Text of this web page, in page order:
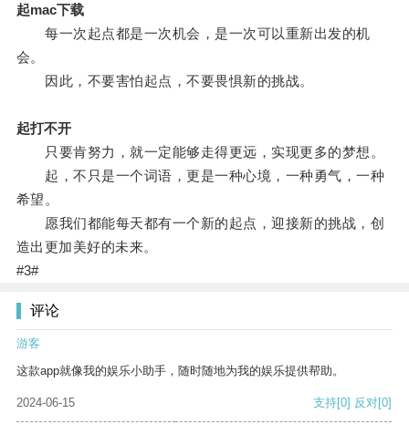
起mac下载
每一次起点都是一次机会，是一次可以重新出发的机
会。
因此，不要害怕起点，不要畏惧新的挑战。
起打不开
只要肯努力，就一定能够走得更远，实现更多的梦想。
起，不只是一个词语，更是一种心境，一种勇气，一种
希望。
愿我们都能每天都有一个新的起点，迎接新的挑战，创
造出更加美好的未来。
#3#
评论
游客
这款app就像我的娱乐小助手，随时随地为我的娱乐提供帮助。
2024-06-15 支持[0] 反对[0]